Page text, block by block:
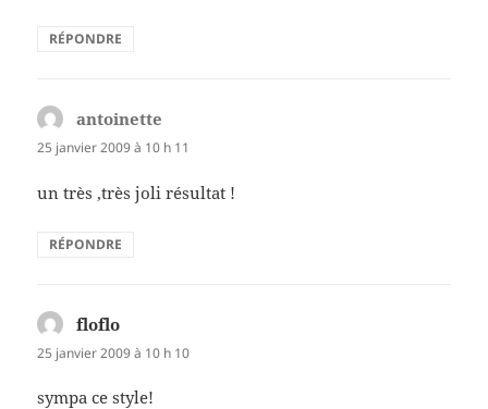
RÉPONDRE
antoinette
25 janvier 2009 à 10 h 11
un très ,très joli résultat !
RÉPONDRE
floflo
25 janvier 2009 à 10 h 10
sympa ce style!